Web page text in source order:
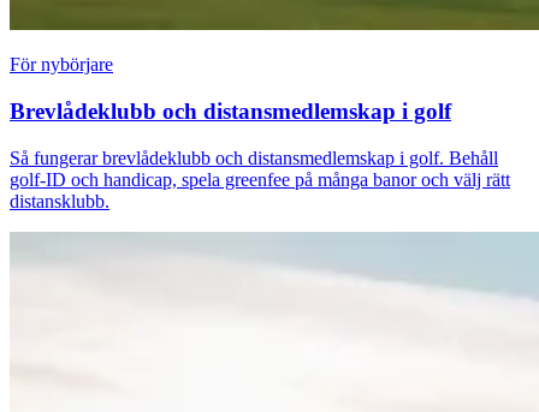
För nybörjare
Brevlådeklubb och distansmedlemskap i golf
Så fungerar brevlådeklubb och distansmedlemskap i golf. Behåll
golf-ID och handicap, spela greenfee på många banor och välj rätt
distansklubb.